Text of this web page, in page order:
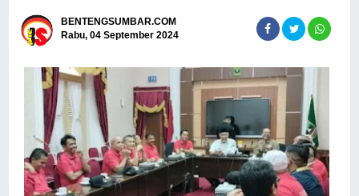
BENTENGSUMBAR.COM
Rabu, 04 September 2024